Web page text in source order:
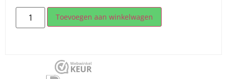
Toevoegen aan winkelwagen